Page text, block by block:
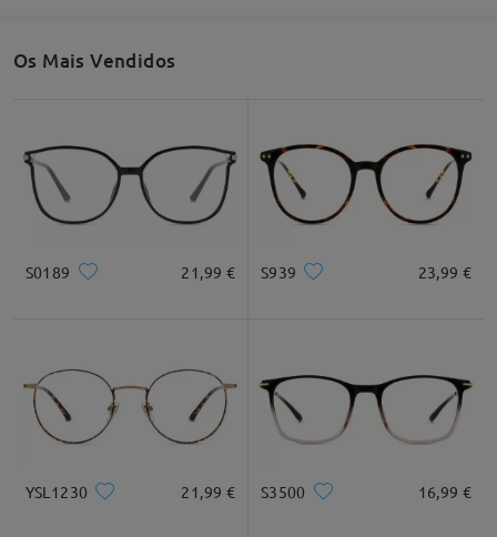
Os Mais Vendidos
S0189 21,99 € S939 23,99 €
YSL1230 21,99 € S3500 16,99 €